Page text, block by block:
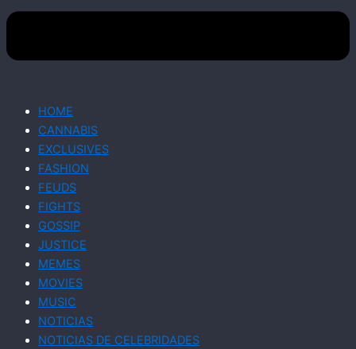
HOME
CANNABIS
EXCLUSIVES
FASHION
FEUDS
FIGHTS
GOSSIP
JUSTICE
MEMES
MOVIES
MUSIC
NOTICIAS
NOTICIAS DE CELEBRIDADES